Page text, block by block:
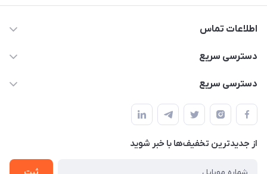
اطلاعات تماس
02166456492 - 09121933405
حتما با هماهنگی قبلی
دسترسی سریع
خرید کیسه خواب
چادر بادی
ننو
دسترسی سریع
چادر سرخپوستی
صندلی تاشو
سایه بان کمپینگ
از جدید‌ترین تخفیف‌ها با‌ خبر شوید